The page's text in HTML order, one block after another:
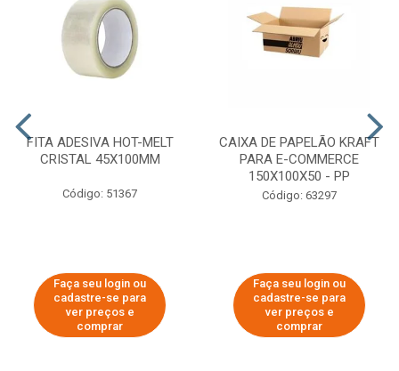
FITA ADESIVA HOT-MELT
CRISTAL 45X100MM
Código: 51367
Faça seu login ou
cadastre-se para
ver preços e
comprar
CAIXA DE PAPELÃO KRAFT
PARA E-COMMERCE
150X100X50 - PP
Código: 63297
Faça seu login ou
cadastre-se para
ver preços e
comprar